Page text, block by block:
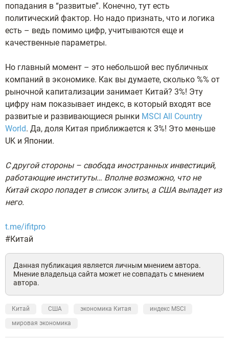
попадания в “развитые”. Конечно, тут есть
политический фактор. Но надо признать, что и логика
есть – ведь помимо цифр, учитываются еще и
качественные параметры.
Но главный момент – это небольшой вес публичных
компаний в экономике. Как вы думаете, сколько %% от
рыночной капитализации занимает Китай? 3%! Эту
цифру нам показывает индекс, в который входят все
развитые и развивающиеся рынки MSCI All Country
World. Да, доля Китая приближается к 3%! Это меньше
UK и Японии.
С другой стороны – свобода иностранных инвестиций,
работающие институты… Вполне возможно, что не
Китай скоро попадет в список элиты, а США выпадет из
него.
t.me/ifitpro
#Китай
Данная публикация является личным мнением автора.
Мнение владельца сайта может не совпадать с мнением
автора.
Китай США экономика Китая
индекс MSCI
мировая экономика